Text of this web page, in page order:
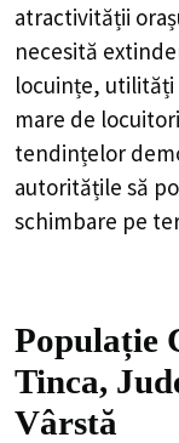
atractivității
necesită
locuințe, utilități
mare de
tendințelor
autoritățile să
schimbare pe
Populație
Tinca,
Vârstă